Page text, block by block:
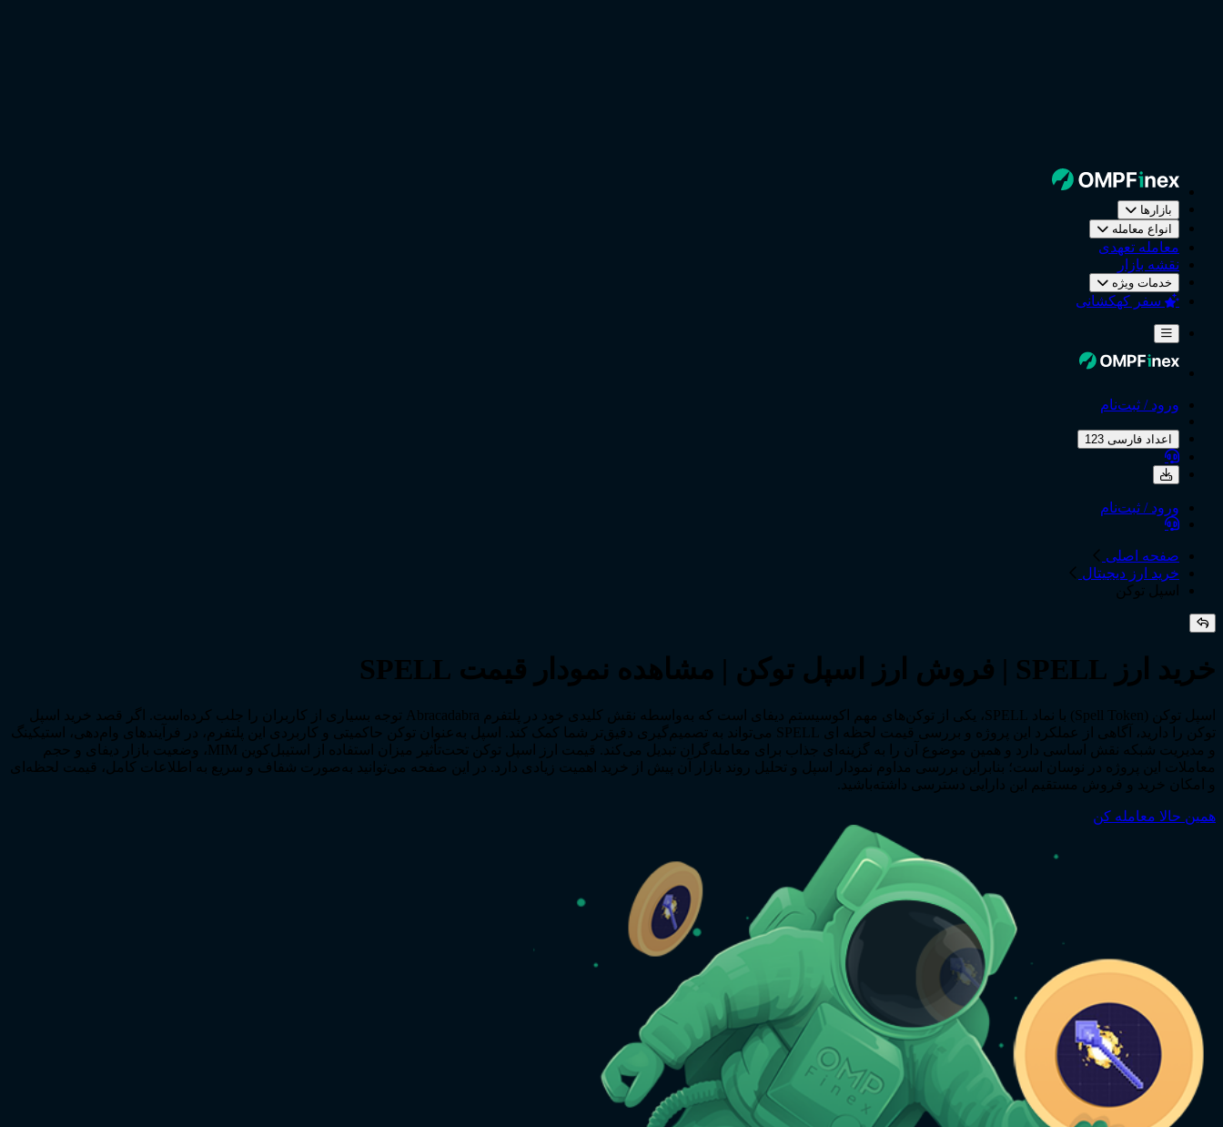
بازارها
انواع معامله
معامله تعهدی
نقشه بازار
خدمات ویژه
سفر کهکشانی
ورود / ثبت‌نام
اعداد فارسی 123
ورود / ثبت‌نام
صفحه اصلی
خرید ارز دیجیتال
اسپل توکن
خرید ارز SPELL | فروش ارز اسپل توکن | مشاهده نمودار قیمت SPELL
اسپل توکن (Spell Token) با نماد SPELL، یکی از توکن‌های مهم اکوسیستم دیفای است که به‌واسطه نقش کلیدی خود در پلتفرم Abracadabra توجه بسیاری از کاربران را جلب کرده‌است. اگر قصد خرید اسپل
توکن را دارید، آگاهی از عملکرد این پروژه و بررسی قیمت لحظه ای SPELL می‌تواند به تصمیم‌گیری دقیق‌تر شما کمک کند. اسپل به‌عنوان توکن حاکمیتی و کاربردی این پلتفرم، در فرآیندهای وام‌دهی، استیکینگ
و مدیریت شبکه نقش اساسی دارد و همین موضوع آن را به گزینه‌ای جذاب برای معامله‌گران تبدیل می‌کند. قیمت ارز اسپل توکن تحت‌تأثیر میزان استفاده از استیبل‌کوین MIM، وضعیت بازار دیفای و حجم
معاملات این پروژه در نوسان است؛ بنابراین بررسی مداوم نمودار اسپل و تحلیل روند بازار آن پیش از خرید اهمیت زیادی دارد. در این صفحه می‌توانید به‌صورت شفاف و سریع به اطلاعات کامل، قیمت لحظه‌ای
و امکان خرید و فروش مستقیم این دارایی دسترسی داشته‌باشید.
همین حالا معامله کن